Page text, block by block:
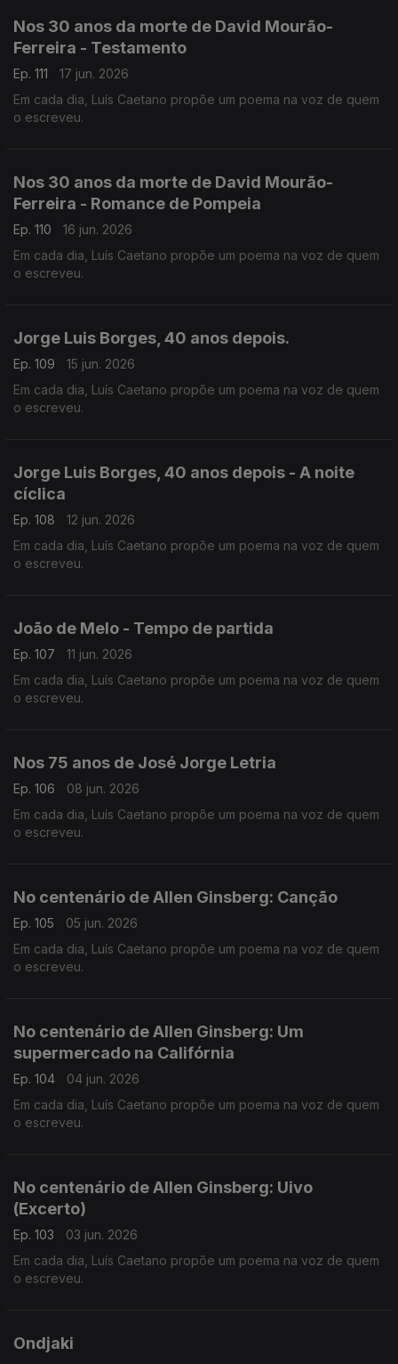
Nos 30 anos da morte de David Mourão-
Ferreira - Testamento
Ep. 111
17 jun. 2026
Em cada dia, Luís Caetano propõe um poema na voz de quem
o escreveu.
Nos 30 anos da morte de David Mourão-
Ferreira - Romance de Pompeia
Ep. 110
16 jun. 2026
Em cada dia, Luís Caetano propõe um poema na voz de quem
o escreveu.
Jorge Luis Borges, 40 anos depois.
Ep. 109
15 jun. 2026
Em cada dia, Luís Caetano propõe um poema na voz de quem
o escreveu.
Jorge Luis Borges, 40 anos depois - A noite
cíclica
Ep. 108
12 jun. 2026
Em cada dia, Luís Caetano propõe um poema na voz de quem
o escreveu.
João de Melo - Tempo de partida
Ep. 107
11 jun. 2026
Em cada dia, Luís Caetano propõe um poema na voz de quem
o escreveu.
Nos 75 anos de José Jorge Letria
Ep. 106
08 jun. 2026
Em cada dia, Luís Caetano propõe um poema na voz de quem
o escreveu.
No centenário de Allen Ginsberg: Canção
Ep. 105
05 jun. 2026
Em cada dia, Luís Caetano propõe um poema na voz de quem
o escreveu.
No centenário de Allen Ginsberg: Um
supermercado na Califórnia
Ep. 104
04 jun. 2026
Em cada dia, Luís Caetano propõe um poema na voz de quem
o escreveu.
No centenário de Allen Ginsberg: Uivo
(Excerto)
Ep. 103
03 jun. 2026
Em cada dia, Luís Caetano propõe um poema na voz de quem
o escreveu.
Ondjaki